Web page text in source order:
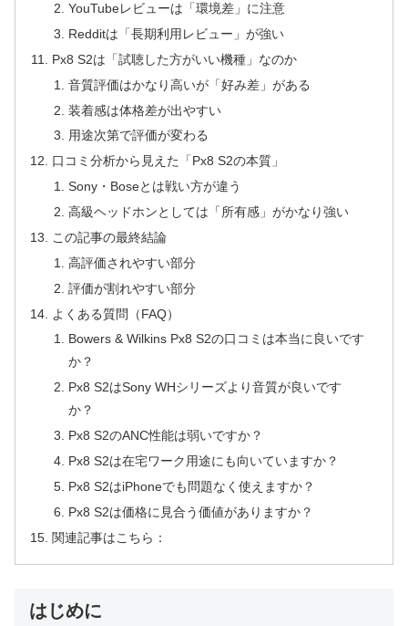
YouTubeレビューは「環境差」に注意
Redditは「長期利用レビュー」が強い
Px8 S2は「試聴した方がいい機種」なのか
音質評価はかなり高いが「好み差」がある
装着感は体格差が出やすい
用途次第で評価が変わる
口コミ分析から見えた「Px8 S2の本質」
Sony・Boseとは戦い方が違う
高級ヘッドホンとしては「所有感」がかなり強い
この記事の最終結論
高評価されやすい部分
評価が割れやすい部分
よくある質問（FAQ）
Bowers & Wilkins Px8 S2の口コミは本当に良いです
か？
Px8 S2はSony WHシリーズより音質が良いです
か？
Px8 S2のANC性能は弱いですか？
Px8 S2は在宅ワーク用途にも向いていますか？
Px8 S2はiPhoneでも問題なく使えますか？
Px8 S2は価格に見合う価値がありますか？
関連記事はこちら：
はじめに